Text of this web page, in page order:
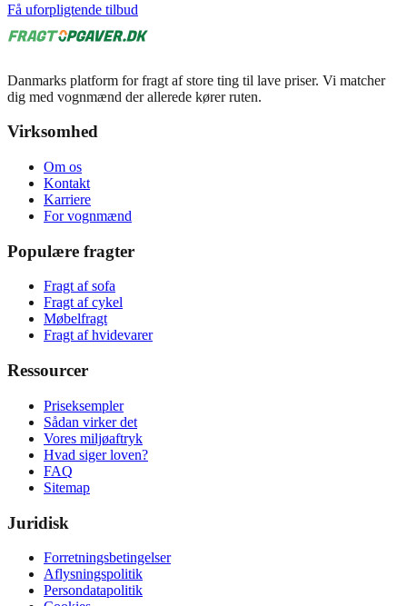
Få uforpligtende tilbud
Danmarks platform for fragt af store ting til lave priser. Vi matcher
dig med vognmænd der allerede kører ruten.
Virksomhed
Om os
Kontakt
Karriere
For vognmænd
Populære fragter
Fragt af sofa
Fragt af cykel
Møbelfragt
Fragt af hvidevarer
Ressourcer
Priseksempler
Sådan virker det
Vores miljøaftryk
Hvad siger loven?
FAQ
Sitemap
Juridisk
Forretningsbetingelser
Aflysningspolitik
Persondatapolitik